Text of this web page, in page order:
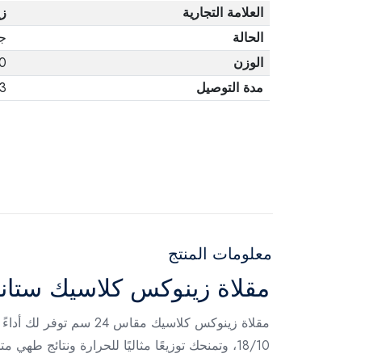
العلامة التجارية
الحالة
الوزن
مدة التوصيل
3 أيام
معلومات المنتج
مقلاة زينوكس كلاسيك
مقلاة زينوكس
18/10، وتمنحك توزيعًا مثاليًا للحرارة ونتائج طهي متجانسة مع مظهر أنيق يدوم طويلًا.